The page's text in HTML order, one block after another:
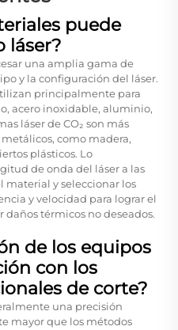
puede
láser?
una amplia gama de
y la configuración del láser.
principalmente para
acero inoxidable, aluminio,
láser de CO₂ son más
como madera,
plásticos. Lo
de onda del láser a las
material y seleccionar los
y velocidad para lograr el
daños térmicos no deseados.
de los equipos
con los
de corte?
una precisión
mayor que los métodos